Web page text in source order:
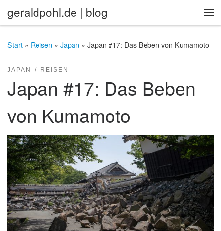
Zum Inhalt springen
geraldpohl.de | blog
Start » Reisen » Japan » Japan #17: Das Beben von Kumamoto
JAPAN REISEN
Japan #17: Das Beben
von Kumamoto